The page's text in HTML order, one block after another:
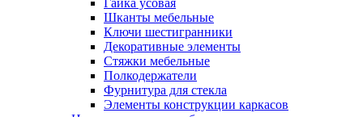
Гайка усовая
Шканты мебельные
Ключи шестигранники
Декоративные элементы
Стяжки мебельные
Полкодержатели
Фурнитура для стекла
Элементы конструкции каркасов